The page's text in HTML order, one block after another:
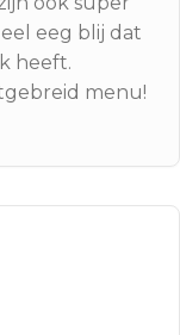
eeg blij dat
heeft.
menu!